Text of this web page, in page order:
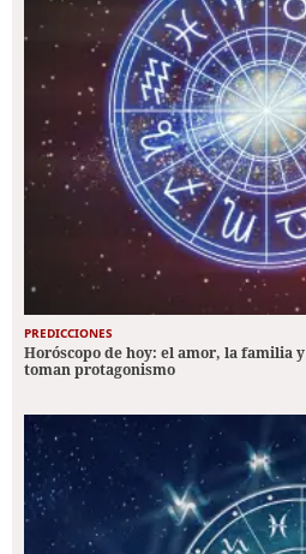
PREDICCIONES
Horóscopo de hoy: el amor, la familia
toman protagonismo